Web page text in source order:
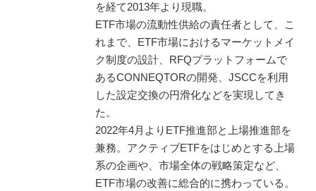
を経て2013年より現職。
ETF市場の流動性供給の責任者として、こ
れまで、ETF市場におけるマーケットメイ
ク制度の設計、RFQプラットフォームで
あるCONNEQTORの開発、JSCCを利用
した設定交換の円滑化などを実現してき
た。
2022年4月よりETF推進部と上場推進部を
兼務。アクティブETFをはじめとする上場
系の企画や、市場全体の戦略策定など、
ETF市場の改善に総合的に携わっている。